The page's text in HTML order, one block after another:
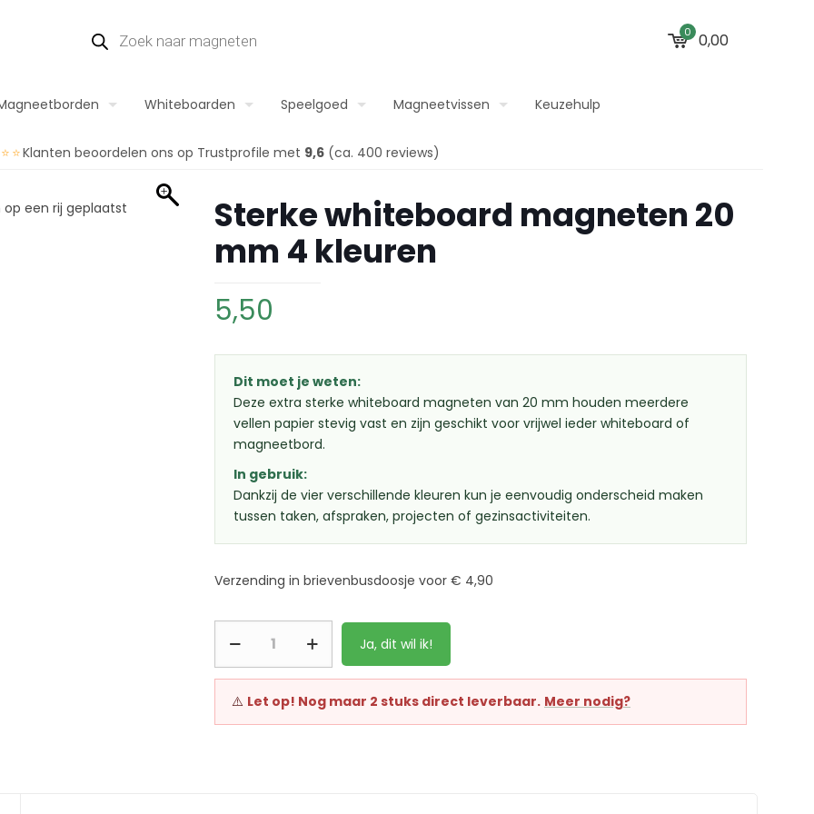
0 0,00
Whiteboarden Speelgoed Magneetvissen Keuzehulp
Klanten beoordelen ons op Trustprofile met 9,6(ca. 400 reviews)
Sterke whiteboard magneten 20
mm 4 kleuren
5,50
Dit moet je weten:
Deze extra sterke whiteboard magneten van 20 mm houden meerdere
vellen papier stevig vast en zijn geschikt voor vrijwel ieder whiteboard of
magneetbord.
In gebruik:
Dankzij de vier verschillende kleuren kun je eenvoudig onderscheid maken
tussen taken, afspraken, projecten of gezinsactiviteiten.
Verzending in brievenbusdoosje voor € 4,90
Ja, dit wil ik!
⚠️ Let op! Nog maar 2 stuks direct leverbaar. Meer nodig?